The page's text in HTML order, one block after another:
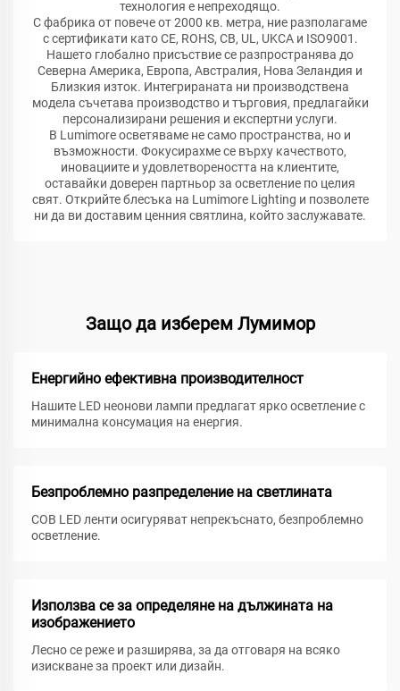
технология е непреходящо.
С фабрика от повече от 2000 кв. метра, ние разполагаме
с сертификати като CE, ROHS, CB, UL, UKCA и ISO9001.
Нашето глобално присъствие се разпространява до
Северна Америка, Европа, Австралия, Нова Зеландия и
Близкия изток. Интегрираната ни производствена
модела съчетава производство и търговия, предлагайки
персонализирани решения и експертни услуги.
В Lumimore осветяваме не само пространства, но и
възможности. Фокусирахме се върху качеството,
иновациите и удовлетвореността на клиентите,
оставайки доверен партньор за осветление по целия
свят. Открийте блесъка на Lumimore Lighting и позволете
ни да ви доставим ценния святлина, който заслужавате.
Защо да изберем Лумимор
Енергийно ефективна производителност
Нашите LED неонови лампи предлагат ярко осветление с
минимална консумация на енергия.
Безпроблемно разпределение на светлината
COB LED ленти осигуряват непрекъснато, безпроблемно
осветление.
Използва се за определяне на дължината на
изображението
Лесно се реже и разширява, за да отговаря на всяко
изискване за проект или дизайн.